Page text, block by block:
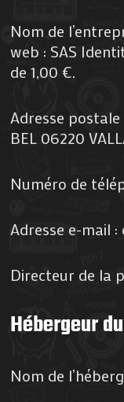
Nom de
web : SAS
de 1,00 €.
Adresse postale
BEL 06220
Numéro de
Adresse e-mail
Directeur de la
Hébergeur
Nom de